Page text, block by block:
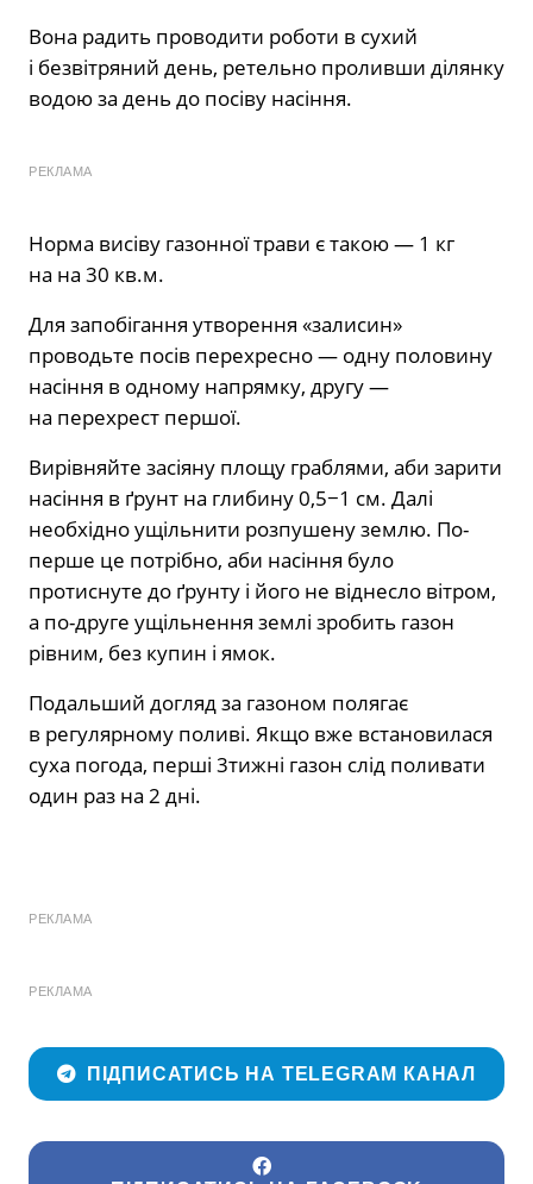
Вона радить проводити роботи в сухий
і безвітряний день, ретельно проливши ділянку
водою за день до посіву насіння.
РЕКЛАМА
Норма висіву газонної трави є такою — 1 кг
на на 30 кв.м.
Для запобігання утворення «залисин»
проводьте посів перехресно — одну половину
насіння в одному напрямку, другу —
на перехрест першої.
Вирівняйте засіяну площу граблями, аби зарити
насіння в ґрунт на глибину 0,5−1 см. Далі
необхідно ущільнити розпушену землю. По-
перше це потрібно, аби насіння було
протиснуте до ґрунту і його не віднесло вітром,
а по-друге ущільнення землі зробить газон
рівним, без купин і ямок.
Подальший догляд за газоном полягає
в регулярному поливі. Якщо вже встановилася
суха погода, перші 3тижні газон слід поливати
один раз на 2 дні.
РЕКЛАМА
РЕКЛАМА
ПІДПИСАТИСЬ НА TELEGRAM КАНАЛ